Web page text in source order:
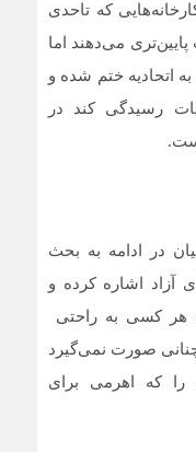
که تاحدی
می‌دهند اما
اتحادیه ختم شده و
رسیدگی کند در
در ادامه به بحث
آزاد اشاره کرده و
هر کسی به راحتی
صورت نمی‌گیرد
را که اهرمی برای